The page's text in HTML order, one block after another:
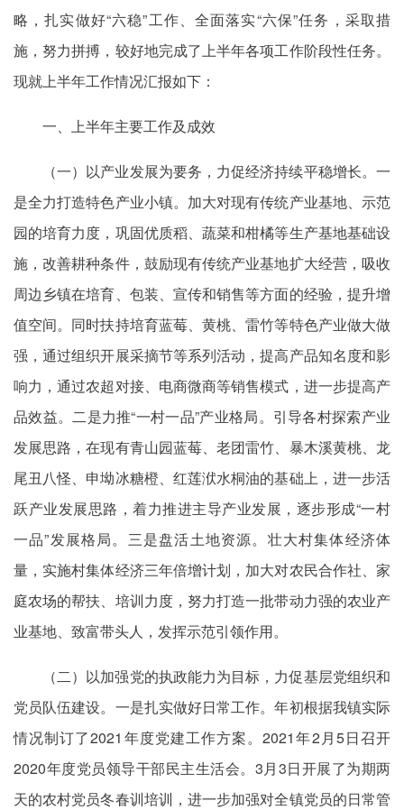
略，扎实做好“六稳”工作、全面落实“六保”任务，采取措
施，努力拼搏，较好地完成了上半年各项工作阶段性任务。
现就上半年工作情况汇报如下：
一、上半年主要工作及成效
（一）以产业发展为要务，力促经济持续平稳增长。一
是全力打造特色产业小镇。加大对现有传统产业基地、示范
园的培育力度，巩固优质稻、蔬菜和柑橘等生产基地基础设
施，改善耕种条件，鼓励现有传统产业基地扩大经营，吸收
周边乡镇在培育、包装、宣传和销售等方面的经验，提升增
值空间。同时扶持培育蓝莓、黄桃、雷竹等特色产业做大做
强，通过组织开展采摘节等系列活动，提高产品知名度和影
响力，通过农超对接、电商微商等销售模式，进一步提高产
品效益。二是力推“一村一品”产业格局。引导各村探索产业
发展思路，在现有青山园蓝莓、老团雷竹、暴木溪黄桃、龙
尾丑八怪、申坳冰糖橙、红莲洑水桐油的基础上，进一步活
跃产业发展思路，着力推进主导产业发展，逐步形成“一村
一品”发展格局。三是盘活土地资源。壮大村集体经济体
量，实施村集体经济三年倍增计划，加大对农民合作社、家
庭农场的帮扶、培训力度，努力打造一批带动力强的农业产
业基地、致富带头人，发挥示范引领作用。
（二）以加强党的执政能力为目标，力促基层党组织和
党员队伍建设。一是扎实做好日常工作。年初根据我镇实际
情况制订了2021年度党建工作方案。2021年2月5日召开
2020年度党员领导干部民主生活会。3月3日开展了为期两
天的农村党员冬春训培训，进一步加强对全镇党员的日常管